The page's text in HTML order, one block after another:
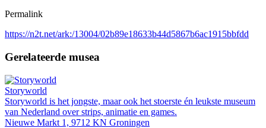
Permalink
https://n2t.net/ark:/13004/02b89e18633b44d5867b6ac1915bbfdd
Gerelateerde musea
Storyworld
Storyworld is het jongste, maar ook het stoerste én leukste museum
van Nederland over strips, animatie en games.
Nieuwe Markt 1, 9712 KN Groningen